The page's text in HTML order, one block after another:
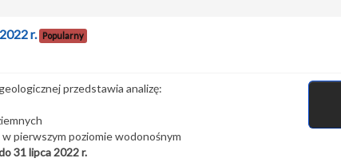
r. Popularny
przedstawia analizę:
pierwszym poziomie wodonośnym
31 lipca 2022 r.